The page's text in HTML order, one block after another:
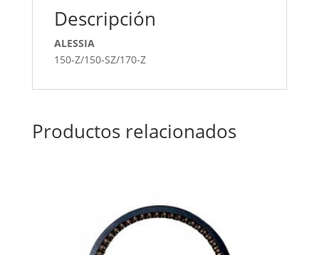
Descripción
ALESSIA
150-Z/150-SZ/170-Z
Productos relacionados